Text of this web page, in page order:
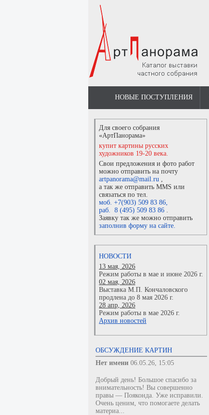
НОВЫЕ ПОСТУПЛЕНИЯ
Для своего собрания
«АртПанорама»
купит картины русских
художников 19-20 века.
Свои предложения и фото работ
можно отправить на почту
artpanorama@mail.ru ,
а так же отправить MMS или
связаться по тел.
моб. +7(903) 509 83 86,
раб. 8 (495) 509 83 86 .
Заявку так же можно отправить
заполнив форму на сайте.
НОВОСТИ
13 мая, 2026
Режим работы в мае и июне 2026 г.
02 мая, 2026
Выставка М.П. Кончаловского
продлена до 8 мая 2026 г.
28 апр, 2026
Режим работы в мае 2026 г.
Архив новостей
ОБСУЖДЕНИЕ КАРТИН
Нет имени 06.05.26, 15:05
Добрый день! Большое спасибо за
внимательность! Вы совершенно
правы — Пояконда. Уже исправили.
Очень ценим, что помогаете делать
материа...